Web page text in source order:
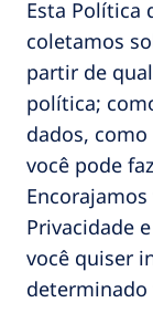
Esta Política
coletamos
partir de
política;
dados,
você pode
Privacidade
você quiser